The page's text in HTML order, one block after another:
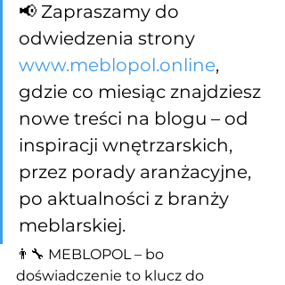
📢 Zapraszamy do
odwiedzenia strony
www.meblopol.online,
gdzie co miesiąc znajdziesz
nowe treści na blogu – od
inspiracji wnętrzarskich,
przez porady aranżacyjne,
po aktualności z branży
meblarskiej.
👨‍🔧 MEBLOPOL – bo
doświadczenie to klucz do